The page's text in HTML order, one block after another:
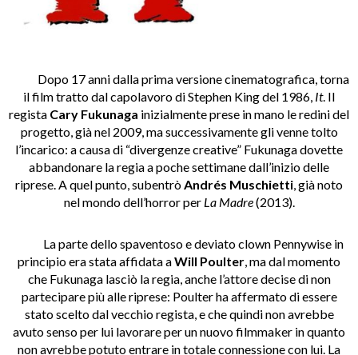
Dopo 17 anni dalla prima versione cinematografica, torna
il film tratto dal capolavoro di Stephen King del 1986, It. Il
regista Cary Fukunaga inizialmente prese in mano le redini del
progetto, già nel 2009, ma successivamente gli venne tolto
l’incarico: a causa di “divergenze creative” Fukunaga dovette
abbandonare la regia a poche settimane dall’inizio delle
riprese. A quel punto, subentròAndrés Muschietti, già noto
nel mondo dell’horror per La Madre(2013).
La parte dello spaventoso e deviato clown Pennywise in
principio era stata affidata aWill Poulter, ma dal momento
che Fukunaga lasciò la regia, anche l’attore decise di non
partecipare più alle riprese: Poulter ha affermato di essere
stato scelto dal vecchio regista, e che quindi non avrebbe
avuto senso per lui lavorare per un nuovo filmmaker in quanto
non avrebbe potuto entrare in totale connessione con lui. La